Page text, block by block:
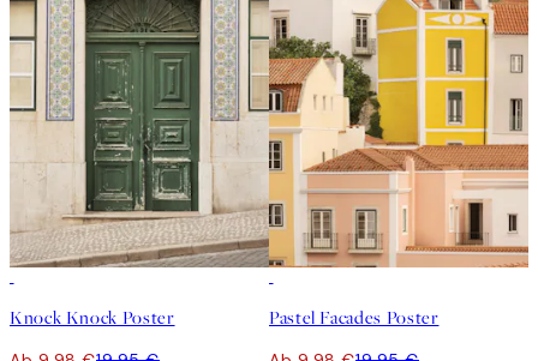
Knock Knock Poster Pastel Facades Poster